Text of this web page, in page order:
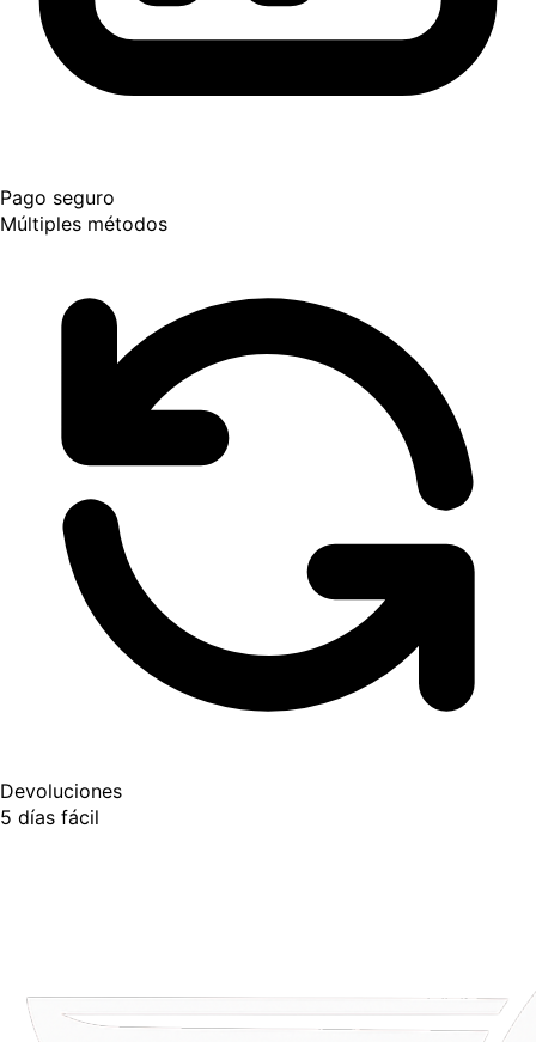
Pago seguro
Múltiples métodos
Devoluciones
5 días fácil